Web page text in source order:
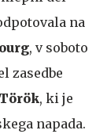
na
, v soboto
zasedbe
, ki je
napada.